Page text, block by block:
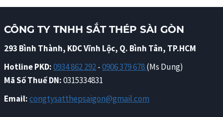
CÔNG TY TNHH SẮT THÉP SÀI GÒN
293 Bình Thành, KDC Vĩnh Lộc, Q. Bình Tân, TP.HCM
Hotline PKD:0934 862 292-0906 379 678(Ms Dung)
Mã Số Thuế DN:0315334831
Email:congtysatthepsaigon@gmail.com